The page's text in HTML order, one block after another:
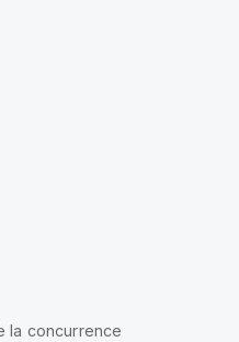
la concurrence